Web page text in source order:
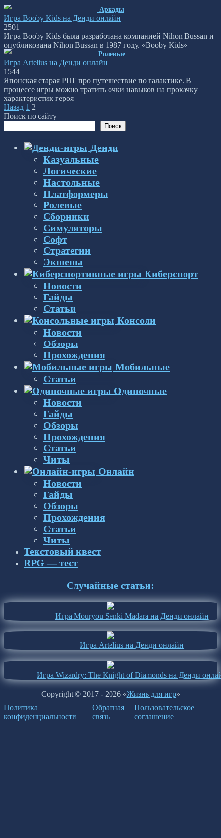
Аркады
Игра Booby Kids на Денди онлайн
2501
Игра Booby Kids была разработана компанией Nihon Bussan и
опубликована Nihon Bussan в 1987 году. «Booby Kids»
Ролевые
Игра Artelius на Денди онлайн
1 544
Японская старая РПГ про путешествие по галактике. В
процессе игры можно тратить очки навыков на прокачку
характеристик героя
Пагинация
записей
Назад 1 2
Поиск по сайту
Поиск
Денди
Казуальные
Логические
Настольные
Платформеры
Ролевые
Сборники
Симуляторы
Софт
Стратегии
Экшены
Киберспорт
Новости
Гайды
Статьи
Консоли
Новости
Обзоры
Прохождения
Мобильные
Статьи
Одиночные
Новости
Гайды
Обзоры
Прохождения
Статьи
Читы
Онлайн
Новости
Гайды
Обзоры
Прохождения
Статьи
Читы
Текстовый квест
RPG — тест
Случайные статьи:
Игра Mouryou Senki Madara на Денди онлайн
Игра Artelius на Денди онлайн
Игра Wizardry: The Knight of Diamonds на Денди
Copyright © 2017 - 2026 «Жизнь для игр»
Политика
конфиденциальности
Обратная
связь
Пользовательское
соглашение